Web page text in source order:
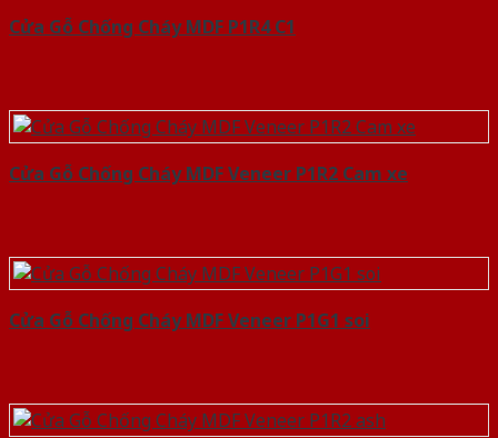
Cửa Gỗ Chống Cháy MDF P1R4 C1
Cửa Gỗ Chống Cháy MDF Veneer P1R2 Cam xe
Cửa Gỗ Chống Cháy MDF Veneer P1G1 soi